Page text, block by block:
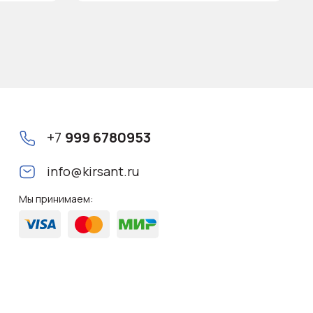
+7 999 6780953
info@kirsant.ru
Мы принимаем: